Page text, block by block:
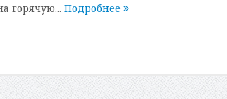
горячую... Подробнее